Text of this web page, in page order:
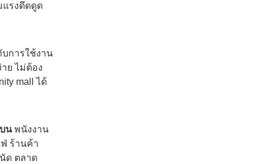
แรงดึดดูด
การใช้งาน
ย ไม่ต้อง
mall ได้
นพนังงาน
ฟ่ ร้านค้า
ด ตลาด